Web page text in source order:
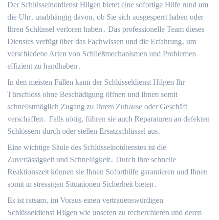
Der Schlüsselnotdienst Hilgen bietet eine sofortige Hilfe rund um
die Uhr‚ unabhängig davon‚ ob Sie sich ausgesperrt haben oder
Ihren Schlüssel verloren haben․ Das professionelle Team dieses
Dienstes verfügt über das Fachwissen und die Erfahrung‚ um
verschiedene Arten von Schließmechanismen und Problemen
effizient zu handhaben․
In den meisten Fällen kann der Schlüsseldienst Hilgen Ihr
Türschloss ohne Beschädigung öffnen und Ihnen somit
schnellstmöglich Zugang zu Ihrem Zuhause oder Geschäft
verschaffen․ Falls nötig‚ führen sie auch Reparaturen an defekten
Schlössern durch oder stellen Ersatzschlüssel aus․
Eine wichtige Säule des Schlüsselnotdienstes ist die
Zuverlässigkeit und Schnelligkeit․ Durch ihre schnelle
Reaktionszeit können sie Ihnen Soforthilfe garantieren und Ihnen
somit in stressigen Situationen Sicherheit bieten․
Es ist ratsam‚ im Voraus einen vertrauenswürdigen
Schlüsseldienst Hilgen wie unseren zu recherchieren und deren